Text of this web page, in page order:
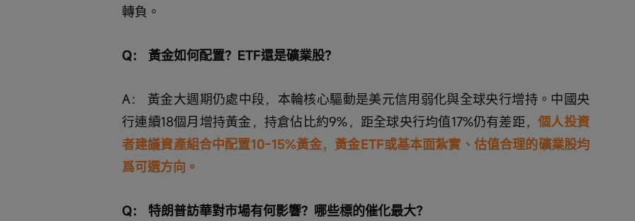
轉負。
Q： 黃金如何配置？ETF還是礦業股？
A： 黃金大週期仍處中段，本輪核心驅動是美元信用弱化與全球央行增持。中國央
行連續18個月增持黃金，持倉佔比約9%，距全球央行均值17%仍有差距，個人投資
者建議資產組合中配置10-15%黃金，黃金ETF或基本面紮實、估值合理的礦業股均
爲可選方向。
Q： 特朗普訪華對市場有何影響？哪些標的催化最大？